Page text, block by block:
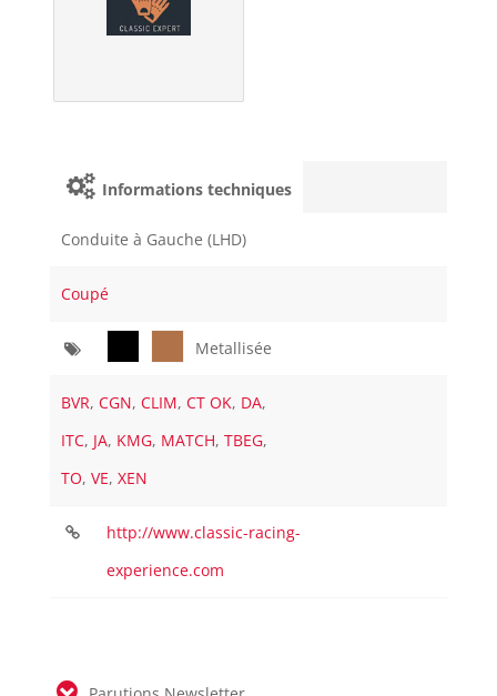
Informations techniques
Conduite à Gauche (LHD)
Coupé
Metallisée
BVR,CGN,CLIM,CT OK, DA,
ITC, JA, KMG, MATCH,TBEG,
TO,VE,XEN
http://www.classic-racing-
experience.com